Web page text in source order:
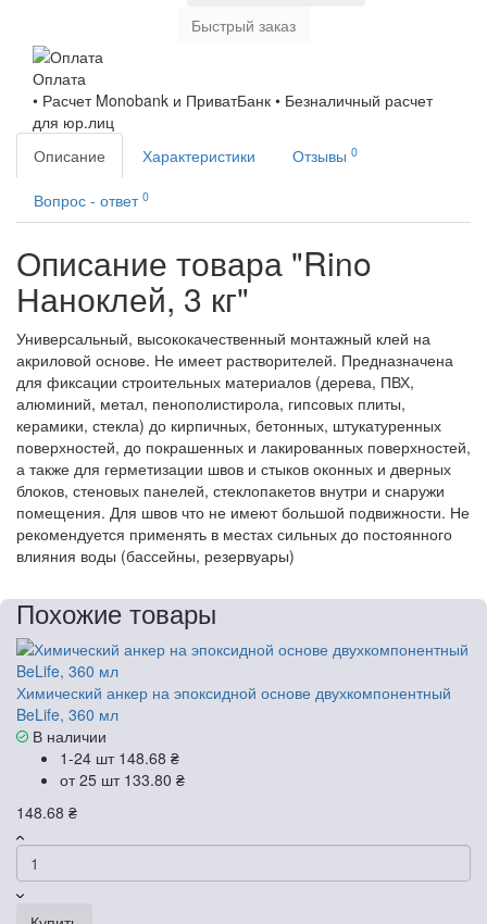
Быстрый заказ
Оплата
• Расчет Monobank и ПриватБанк • Безналичный расчет
для юр.лиц
Описание
Характеристики Отзывы 0
Вопрос - ответ 0
Описание товара "Rino
Наноклей, 3 кг"
Универсальный, высококачественный монтажный клей на
акриловой основе. Не имеет растворителей. Предназначена
для фиксации строительных материалов (дерева, ПВХ,
алюминий, метал, пенополистирола, гипсовых плиты,
керамики, стекла) до кирпичных, бетонных, штукатуренных
поверхностей, до покрашенных и лакированных поверхностей,
а также для герметизации швов и стыков оконных и дверных
блоков, стеновых панелей, стеклопакетов внутри и снаружи
помещения. Для швов что не имеют большой подвижности. Не
рекомендуется применять в местах сильных до постоянного
влияния воды (бассейны, резервуары)
Похожие товары
Химический анкер на эпоксидной основе двухкомпонентный
BeLife, 360 мл
В наличии
1-24 шт 148.68 ₴
от 25 шт 133.80 ₴
148.68 ₴